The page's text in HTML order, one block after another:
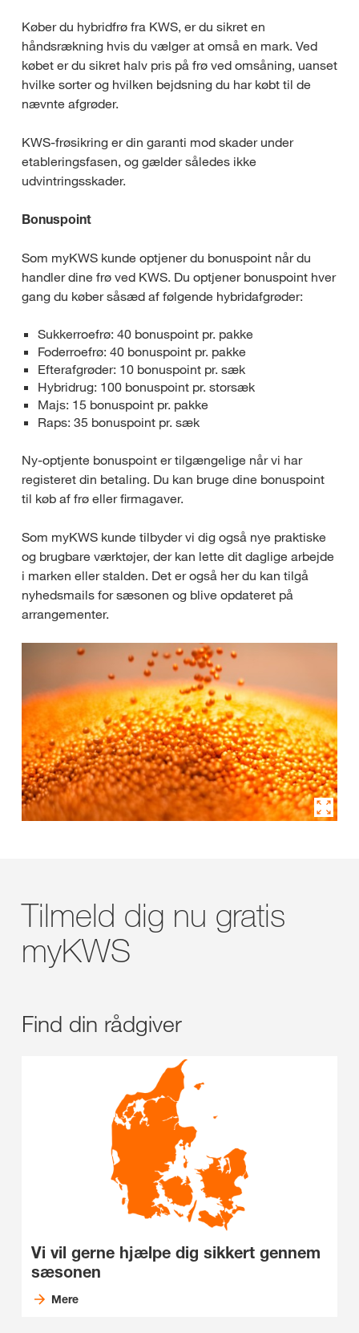
Køber du hybridfrø fra KWS, er du sikret en
håndsrækning hvis du vælger at omså en mark. Ved
købet er du sikret halv pris på frø ved omsåning, uanset
hvilke sorter og hvilken bejdsning du har købt til de
nævnte afgrøder.
KWS-frøsikring er din garanti mod skader under
etableringsfasen, og gælder således ikke
udvintringsskader.
Bonuspoint
Som myKWS kunde optjener du bonuspoint når du
handler dine frø ved KWS. Du optjener bonuspoint hver
gang du køber såsæd af følgende hybridafgrøder:
Sukkerroefrø: 40 bonuspoint pr. pakke
Foderroefrø: 40 bonuspoint pr. pakke
Efterafgrøder: 10 bonuspoint pr. sæk
Hybridrug: 100 bonuspoint pr. storsæk
Majs: 15 bonuspoint pr. pakke
Raps: 35 bonuspoint pr. sæk
Ny-optjente bonuspoint er tilgængelige når vi har
registeret din betaling. Du kan bruge dine bonuspoint
til køb af frø eller firmagaver.
Som myKWS kunde tilbyder vi dig også nye praktiske
og brugbare værktøjer, der kan lette dit daglige arbejde
i marken eller stalden. Det er også her du kan tilgå
nyhedsmails for sæsonen og blive opdateret på
arrangementer.
Tilmeld dig nu gratis
myKWS
Find din rådgiver
Vi vil gerne hjælpe dig sikkert gennem
sæsonen
Mere